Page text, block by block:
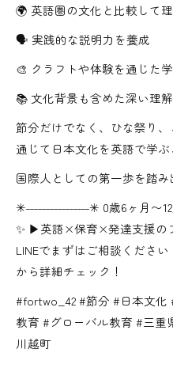
🌍 英語圏の文化と比較して
🗣️ 実践的な説明力を養成
🎨 クラフトや体験を通じた
📚 文化背景も含めた深い理解
節分だけでなく、ひな祭り
通じて日本文化を英語で学ぶ
国際人としての第一歩を踏み
✳︎˗˗˗˗˗˗˗˗˗˗˗˗˗˗˗˗✳︎ 0歳6ヶ
✨ ▶英語×保育×発達支援の
LINEでまずはご相談くださ
から詳細チェック！
#fortwo_42 #節分 #日本文化
教育 #グローバル教育 #三
川越町